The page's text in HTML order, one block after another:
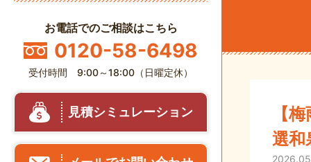
お電話でのご相談はこちら
0120-58-6498
受付時間 9:00～18:00（日曜定休）
見積シミュレーション
【
選和